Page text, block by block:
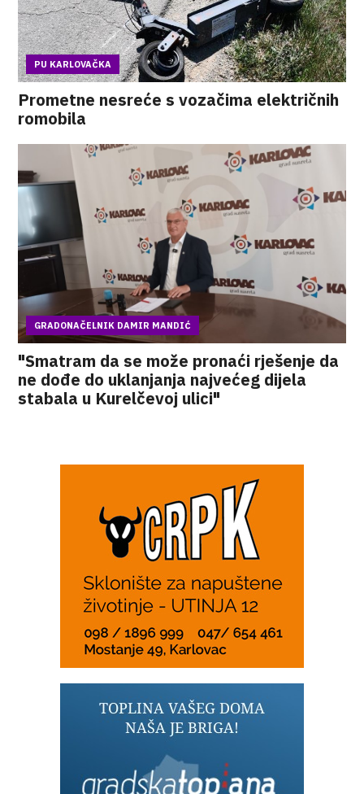
PU KARLOVAČKA
Prometne nesreće s vozačima električnih
romobila
GRADONAČELNIK DAMIR MANDIĆ
"Smatram da se može pronaći rješenje da
ne dođe do uklanjanja najvećeg dijela
stabala u Kurelčevoj ulici"